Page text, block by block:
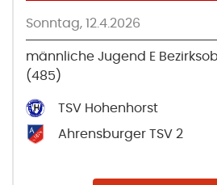
Sonntag, 12.4.2026
männliche Jugend E
(485)
TSV Hohenhorst
Ahrensburger TSV 2